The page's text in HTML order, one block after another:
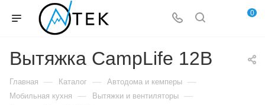
0
Вытяжка CampLife 12В
Главная — Каталог — Автодома и кемперы —
Мобильная кухня — Вытяжки и вентиляторы —